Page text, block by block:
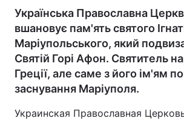
Українська Православна
вшановує пам'ять святого
Маріупольського, який
Святій Горі Афон. Святитель
Греції, але саме з його ім'ям
заснування Маріуполя.
Украинская Православная